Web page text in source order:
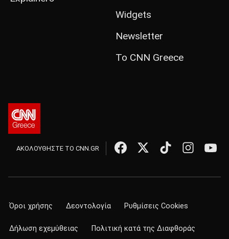
Widgets
Newsletter
Το CNN Greece
ΑΚΟΛΟΥΘΗΣΤΕ ΤΟ CNN.GR
Όροι χρήσης Δεοντολογία Ρυθμίσεις Cookies
Δήλωση εχεμύθειας Πολιτική κατά της Διαφθοράς